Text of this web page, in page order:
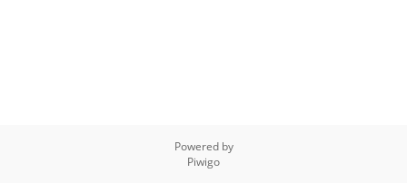
Powered by
Piwigo